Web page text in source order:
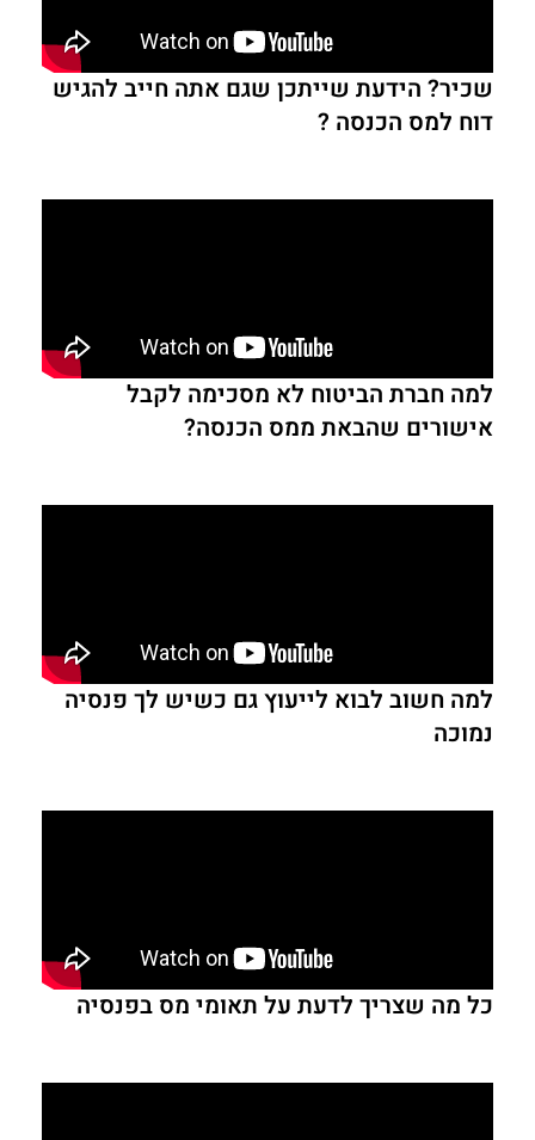
שכיר? הידעת שייתכן שגם אתה חייב להגיש
דוח למס הכנסה ?
למה חברת הביטוח לא מסכימה לקבל
אישורים שהבאת ממס הכנסה?
למה חשוב לבוא לייעוץ גם כשיש לך פנסיה
נמוכה
כל מה שצריך לדעת על תאומי מס בפנסיה